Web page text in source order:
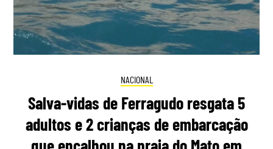
NACIONAL
Salva-vidas de Ferragudo resgata 5
adultos e 2 crianças de embarcação